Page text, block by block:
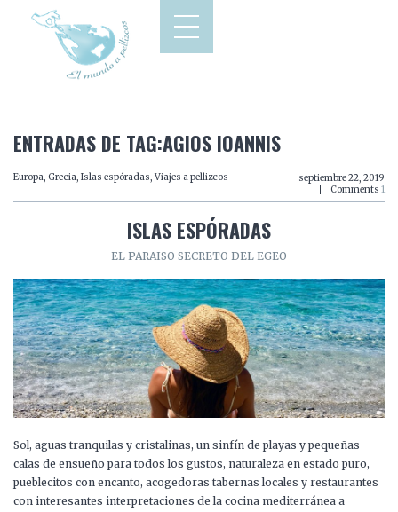
ENTRADAS DE TAG:AGIOS IOANNIS
Europa, Grecia, Islas espóradas, Viajes a pellizcos
septiembre 22, 2019
Comments 1
ISLAS ESPÓRADAS
EL PARAISO SECRETO DEL EGEO
Sol, aguas tranquilas y cristalinas, un sinfín de playas y pequeñas
calas de ensueño para todos los gustos, naturaleza en estado puro,
pueblecitos con encanto, acogedoras tabernas locales y restaurantes
con interesantes interpretaciones de la cocina mediterránea a